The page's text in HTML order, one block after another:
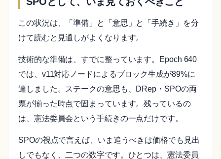
この状況は、「準備」と「意思」と「手続き」を分
けて読むと見通しがよくなります。
技術的な準備は、すでに整っています。Epoch 640
では、v11対応ノードによるブロック生成が89%に
達しました。ステークの意思も、DRep・SPOの両
票が揃った時点で固まっています。残っているの
は、憲法委員会という手続きの一点だけです。
SPOの視点で言えば、いま追うべきは価格でも見出
しでもなく、二つの数字です。ひとつは、憲法委員